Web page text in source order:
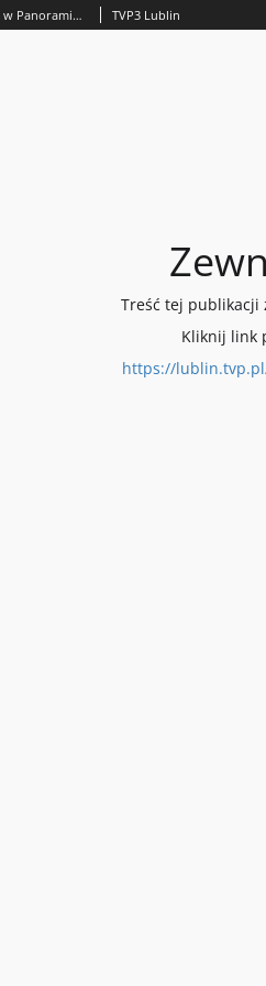
O Światowym Dniu Mokradeł 2020 UMCS w Panoramie Lubelskiej TVP3 Lublin
Treść tej publikacji
Kliknij link
https://